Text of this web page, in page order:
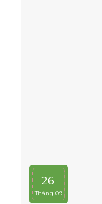
26
Tháng 09